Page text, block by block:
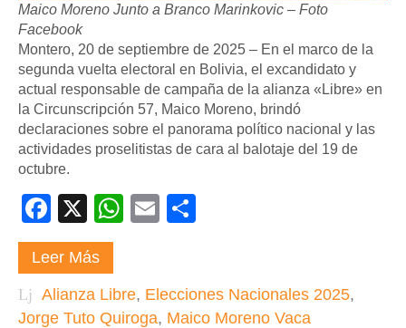
Maico Moreno Junto a Branco Marinkovic – Foto
Facebook
Montero, 20 de septiembre de 2025 – En el marco de la
segunda vuelta electoral en Bolivia, el excandidato y
actual responsable de campaña de la alianza «Libre» en
la Circunscripción 57, Maico Moreno, brindó
declaraciones sobre el panorama político nacional y las
actividades proselitistas de cara al balotaje del 19 de
octubre.
Facebook
X WhatsApp
Email
Leer Más
Alianza Libre, Elecciones Nacionales 2025,
Jorge Tuto Quiroga, Maico Moreno Vaca